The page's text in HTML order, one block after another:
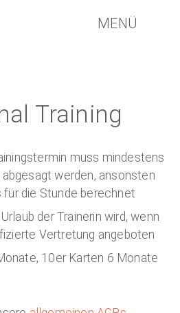
MENÜ
Training
muss mindestens
werden, ansonsten
für die Stunde berechnet
der Trainerin wird, wenn
Vertretung angeboten
10er Karten 6 Monate